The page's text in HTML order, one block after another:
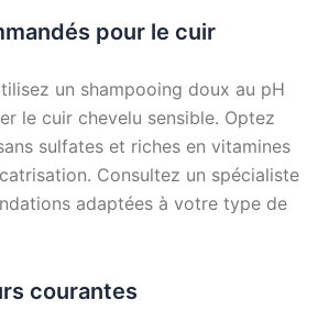
pour le cuir
un shampooing doux au pH
le cuir chevelu sensible. Optez
sulfates et riches en vitamines
Consultez un spécialiste
adaptées à votre type de
courantes